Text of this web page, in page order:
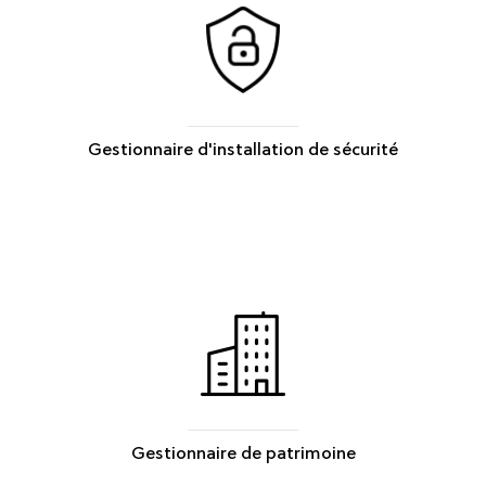
Gestionnaire d'installation de sécurité
Gestionnaire de patrimoine